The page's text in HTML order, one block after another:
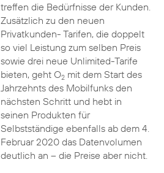
treffen die Bedürfnisse der Kunden.
Zusätzlich zu den neuen
Privatkunden- Tarifen, die doppelt
so viel Leistung zum selben Preis
sowie drei neue Unlimited-Tarife
bieten, geht O2mit dem Start des
Jahrzehnts des Mobilfunks den
nächsten Schritt und hebt in
seinen Produkten für
Selbstständige ebenfalls ab dem 4.
Februar 2020 das Datenvolumen
deutlich an – die Preise aber nicht.